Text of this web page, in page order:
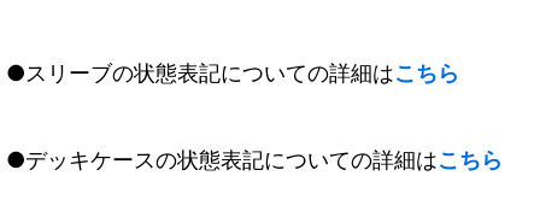
●スリーブの状態表記についての詳細はこちら
●デッキケースの状態表記についての詳細はこちら